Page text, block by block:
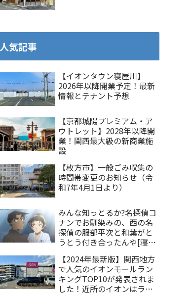
人気記事
【イオンタウン寝屋川】
2026年以降開業予定！最新
情報とテナント予想
【京都城陽プレミアム・ア
ウトレット】2028年以降開
業！関西最大級の新商業施
設
【枚方市】一般ごみ収集の
時間帯変更のお知らせ（令
和7年4月1日より）
みんな知っとるか?名探偵コ
ナンでお馴染みの、西の名
探偵の服部平次と和葉がと
うとう付き合ったんや[寝屋
【2024年最新版】関西地方
で人気のイオンモールラン
キングTOP10が発表されま
した！近所のイオンはラン